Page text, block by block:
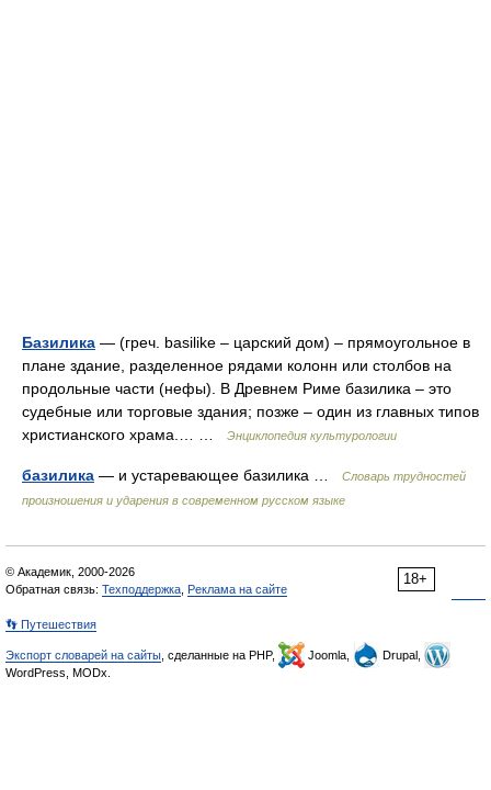
Базилика — (греч. basilike – царский дом) – прямоугольное в
плане здание, разделенное рядами колонн или столбов на
продольные части (нефы). В Древнем Риме базилика – это
судебные или торговые здания; позже – один из главных типов
христианского храма.… …
Энциклопедия культурологии
базилика — и устаревающее базилика …
Словарь трудностей
произношения и ударения в современном русском языке
18+
© Академик, 2000-2026
Обратная связь: Техподдержка Реклама на сайте
👣 Путешествия
Экспорт словарей на сайты , сделанные на PHP, Joomla,
Drupal,
WordPress, MODx.